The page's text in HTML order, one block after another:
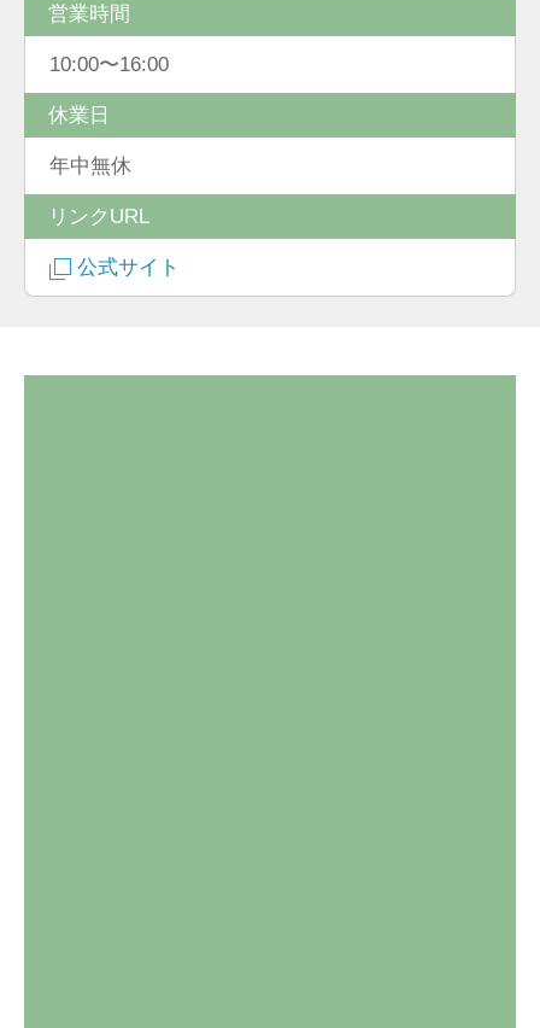
営業時間
10:00〜16:00
休業日
年中無休
リンクURL
公式サイト